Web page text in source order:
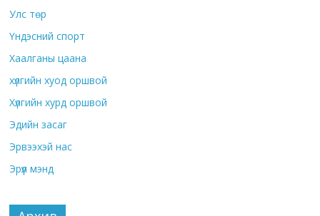
Улс төр
Үндэсний спорт
Хаалганы цаана
хүлгийн хуод оршвой
Хүлгийн хурд оршвой
Эдийн засаг
Эрвээхэй нас
Эрүүл мэнд